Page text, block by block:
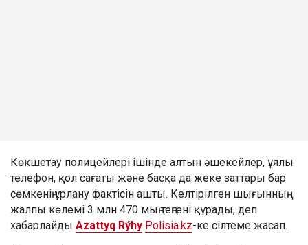
Көкшетау полицейлері ішінде алтын әшекейлер, ұялы
телефон, қол сағаты және басқа да жеке заттары бар
сөмкенің ұрлану фактісін ашты. Келтірілген шығынның
жалпы көлемі 3 млн 470 мың теңгені құрады, деп
хабарлайды Azattyq Rýhy Polisia.kz-ке сілтеме жасап.